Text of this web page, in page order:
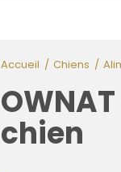
Accueil Chiens
OWNAT
chien